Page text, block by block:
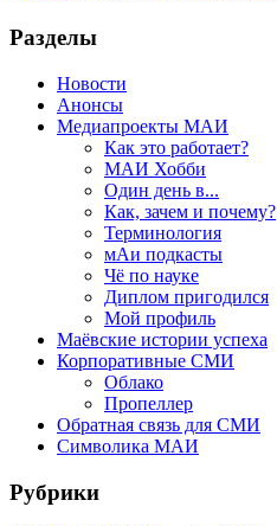
Разделы
Новости
Анонсы
Медиапроекты МАИ
Как это работает?
МАИ Хобби
Один день в...
Как, зачем и почему?
Терминология
мАи подкасты
Чё по науке
Диплом пригодился
Мой профиль
Маёвские истории успеха
Корпоративные СМИ
Облако
Пропеллер
Обратная связь для СМИ
Символика МАИ
Рубрики